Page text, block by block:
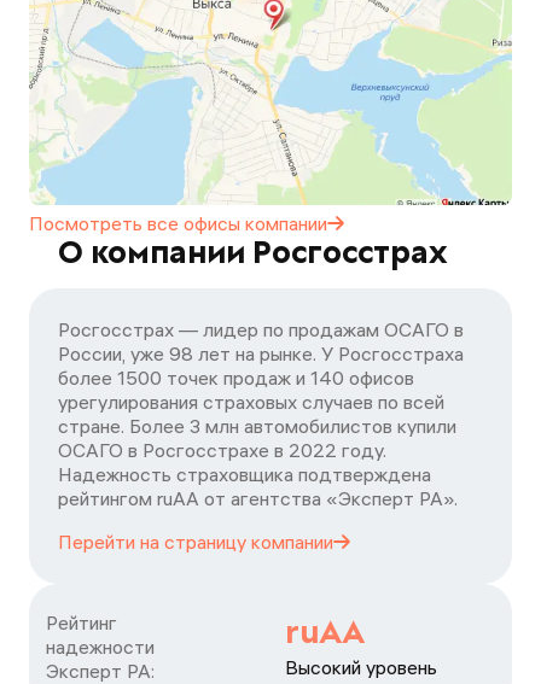
Посмотреть все офисы компании
О компании Росгосстрах
Росгосстрах — лидер по продажам ОСАГО в
России, уже 98 лет на рынке. У Росгосстраха
более 1500 точек продаж и 140 офисов
урегулирования страховых случаев по всей
стране. Более 3 млн автомобилистов купили
ОСАГО в Росгосстрахе в 2022 году.
Надежность страховщика подтверждена
рейтингом ruАА от агентства «Эксперт РА».
Перейти на страницу компании
Рейтинг
надежности
Эксперт РА:
ruAA
Высокий уровень